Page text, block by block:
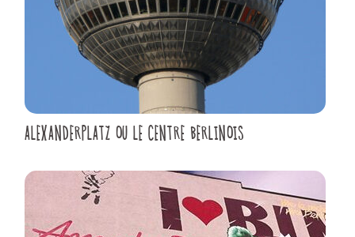
ALEXANDERPLATZ OU LE CENTRE BERLINOIS